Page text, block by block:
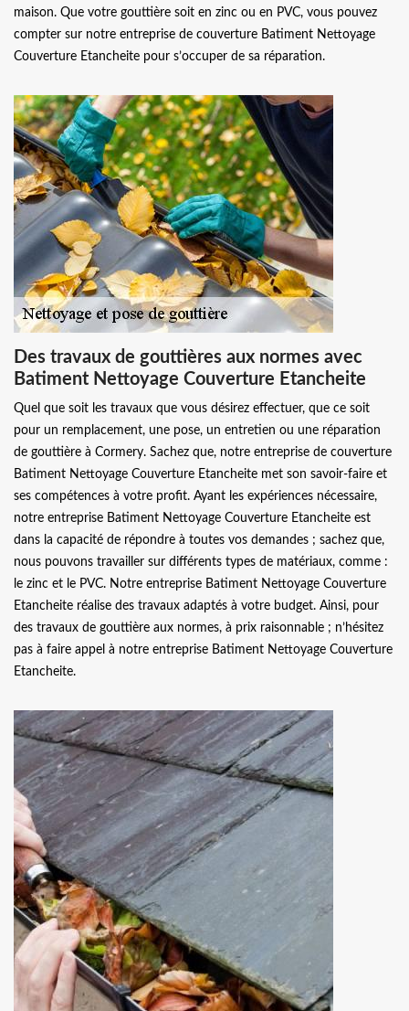
maison. Que votre gouttière soit en zinc ou en PVC, vous pouvez
compter sur notre entreprise de couverture Batiment Nettoyage
Couverture Etancheite pour s’occuper de sa réparation.
Des travaux de gouttières aux normes avec
Batiment Nettoyage Couverture Etancheite
Quel que soit les travaux que vous désirez effectuer, que ce soit
pour un remplacement, une pose, un entretien ou une réparation
de gouttière à Cormery. Sachez que, notre entreprise de couverture
Batiment Nettoyage Couverture Etancheite met son savoir-faire et
ses compétences à votre profit. Ayant les expériences nécessaire,
notre entreprise Batiment Nettoyage Couverture Etancheite est
dans la capacité de répondre à toutes vos demandes ; sachez que,
nous pouvons travailler sur différents types de matériaux, comme :
le zinc et le PVC. Notre entreprise Batiment Nettoyage Couverture
Etancheite réalise des travaux adaptés à votre budget. Ainsi, pour
des travaux de gouttière aux normes, à prix raisonnable ; n’hésitez
pas à faire appel à notre entreprise Batiment Nettoyage Couverture
Etancheite.